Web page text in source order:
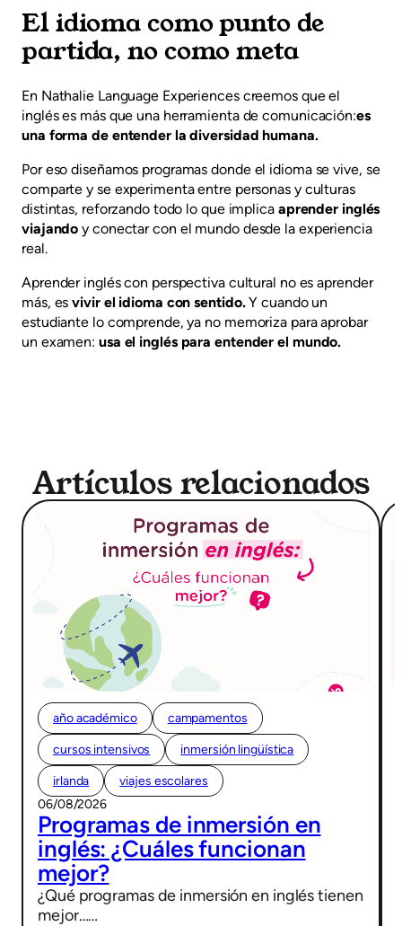
El idioma como punto de
partida, no como meta
En Nathalie Language Experiences creemos que el
inglés es más que una herramienta de comunicación:es
una forma de entender la diversidad humana.
Por eso diseñamos programas donde el idioma se vive, se
comparte y se experimenta entre personas y culturas
distintas, reforzando todo lo que implica aprender inglés
viajando y conectar con el mundo desde la experiencia
real.
Aprender inglés con perspectiva cultural no es aprender
más, esvivir el idioma con sentido.Y cuando un
estudiante lo comprende, ya no memoriza para aprobar
un examen: usa el inglés para entender el mundo.
Artículos relacionados
año académico campamentos
cursos intensivos inmersión lingüística
irlanda
viajes escolares
06/08/2026
Programas de inmersión en
inglés: ¿Cuáles funcionan
mejor?
¿Qué programas de inmersión en inglés tienen
mejor……